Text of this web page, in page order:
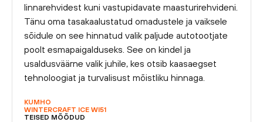
linnarehvidest kuni vastupidavate maasturirehvideni.
Tänu oma tasakaalustatud omadustele ja vaiksele
sõidule on see hinnatud valik paljude autotootjate
poolt esmapaigalduseks. See on kindel ja
usaldusväärne valik juhile, kes otsib kaasaegset
tehnoloogiat ja turvalisust mõistliku hinnaga.
KUMHO
WINTERCRAFT ICE WI51
TEISED MÕÕDUD